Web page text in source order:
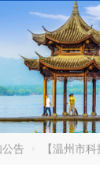
公告 【温州市